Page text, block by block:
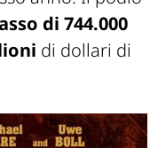
di 744.000
di dollari di